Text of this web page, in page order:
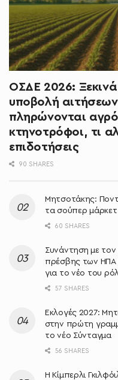
ΟΣΔΕ 2026: Ξεκινά
υποβολή
πληρώνονται
κτηνοτρόφοι, τι
επιδοτήσεις
90 SHARES
Μητσοτάκης:
τα σούπερ μάρκετ
60 SHARES
Συνάντηση με τον
πρέσβης των ΗΠΑ
για το νέο του
57 SHARES
Εκλογές 2027:
στην πρώτη
το νέο Σύνταγμα
56 SHARES
Η Κίμπερλι